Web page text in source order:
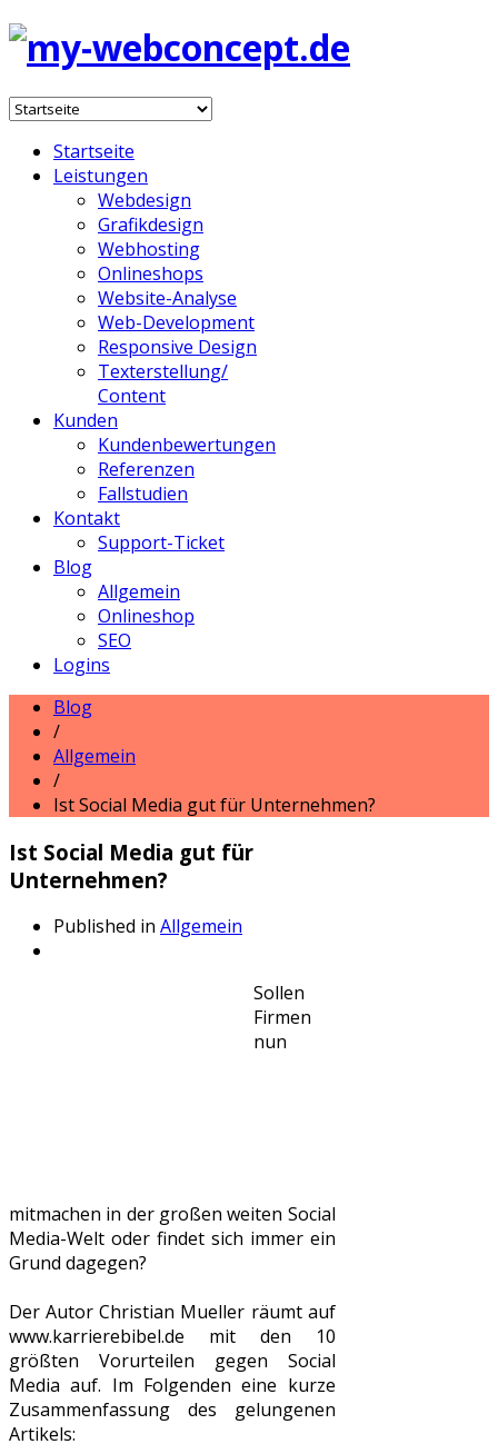
Startseite
Leistungen
Webdesign
Grafikdesign
Webhosting
Onlineshops
Website-Analyse
Web-Development
Responsive Design
Texterstellung/
Content
Kunden
Kundenbewertungen
Referenzen
Fallstudien
Kontakt
Support-Ticket
Blog
Allgemein
Onlineshop
SEO
Logins
Blog
/
Allgemein
/
Ist Social Media gut für Unternehmen?
Ist Social Media gut für
Unternehmen?
Published in Allgemein
Sollen
Firmen
nun
mitmachen in der großen weiten Social
Media-Welt oder findet sich immer ein
Grund dagegen?
Der Autor Christian Mueller räumt auf
www.karrierebibel.de mit den 10
größten Vorurteilen gegen Social
Media auf. Im Folgenden eine kurze
Zusammenfassung des gelungenen
Artikels: